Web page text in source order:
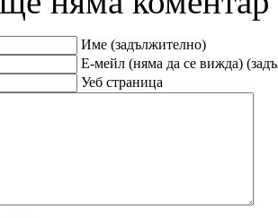
Име (задължително)
Е-мейл (няма да се вижда)
Уеб страница